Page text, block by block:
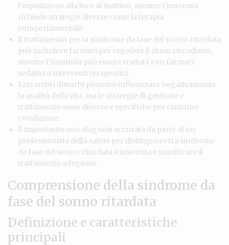
l’esposizione alla luce al mattino, mentre l’insonnia
richiede strategie diverse come la terapia
comportamentale.
Il trattamento per la sindrome da fase del sonno ritardata
può includere farmaci per regolare il ritmo circadiano,
mentre l’insonnia può essere trattata con farmaci
sedativi o interventi terapeutici.
Entrambi i disturbi possono influenzare negativamente
la qualità della vita, ma le strategie di gestione e
trattamento sono diverse e specifiche per ciascune
condizione.
È importante una diagnosi accurata da parte di un
professionista della salute per distinguere tra sindrome
da fase del sonno ritardata e insonnia e pianificare il
trattamento adeguato.
Comprensione della sindrome da
fase del sonno ritardata
Definizione e caratteristiche
principali